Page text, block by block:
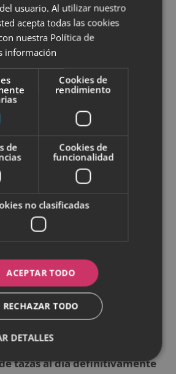
ayuda a tu cuerpo a
a eliminar toxinas y metales
con otros nutrientes clave,
suficiente magnesio solo
estudios estiman que hasta el
personas tienen deficiencia de
té verde
por qué los japoneses
Una razón puede ser porque
montón de pescado fresco
.Este último contiene un
que puede prevenir
incluido el cáncer.
si se usa tópicamente,
tazas al día definitivamente
usuario. Al utilizar nuestro
acepta todas las cookies
nuestra Política de
información
Cookies de
rendimiento
de
Cookies de
funcionalidad
no clasificadas
ACEPTAR TODO
RECHAZAR TODO
DETALLES